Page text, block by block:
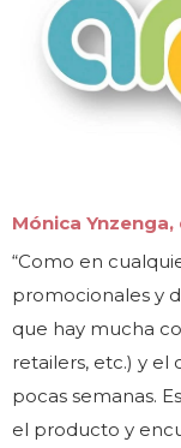
Mónica
“Como en
promocionales y
que hay mucha
retailers, etc.) y
pocas semanas.
el producto y